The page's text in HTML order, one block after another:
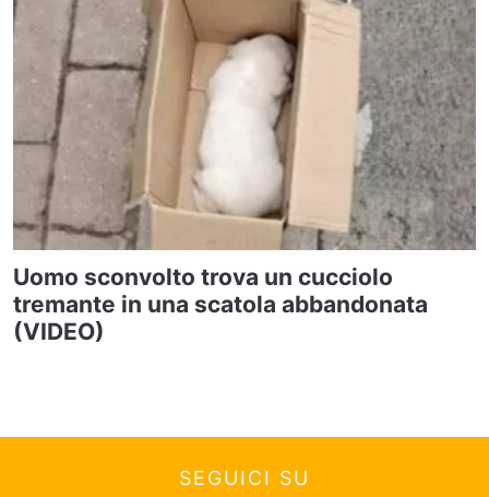
Uomo sconvolto trova un cucciolo
tremante in una scatola abbandonata
(VIDEO)
SEGUICI SU